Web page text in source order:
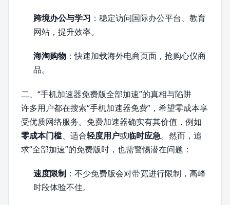
跨境办公与学习 ：稳定访问国际办公平台、教育
网站，提升效率。
海淘购物 ：快速加载海外电商页面，抢购心仪商
品。
二、“手机加速器免费版全部加速”的真相与陷阱
许多用户都在搜索“手机加速器免费”，希望零成本享
受优质网络服务。免费加速器确实有其价值，例如
零成本门槛、适合轻度用户或临时应急。然而，追
求“全部加速”的免费版时，也需警惕潜在问题：
速度限制 ：不少免费版会对带宽进行限制，高峰
时段体验不佳。